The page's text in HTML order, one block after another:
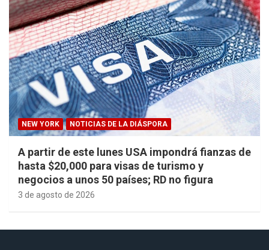
NEW YORK NOTICIAS DE LA DIÁSPORA
A partir de este lunes USA impondrá fianzas de
hasta $20,000 para visas de turismo y
negocios a unos 50 países; RD no figura
3 de agosto de 2026